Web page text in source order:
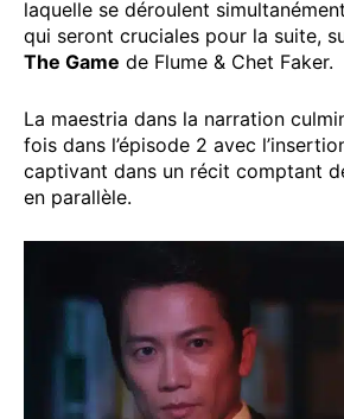
laquelle se déroulent
qui seront cruciales pour la suite,
The Game de Flume & Chet Faker.
La maestria dans la narration
fois dans l’épisode 2 avec
captivant dans un récit comptant
en parallèle.